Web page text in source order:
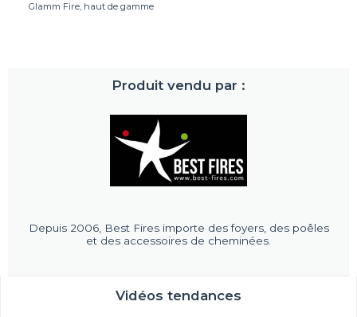
Glamm Fire, haut de gamme
Produit vendu par :
Depuis 2006, Best Fires importe des foyers, des poêles
et des accessoires de cheminées.
Vidéos tendances